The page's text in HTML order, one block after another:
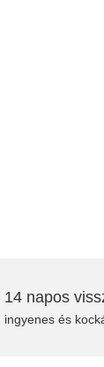
14 napos
ingyenes és